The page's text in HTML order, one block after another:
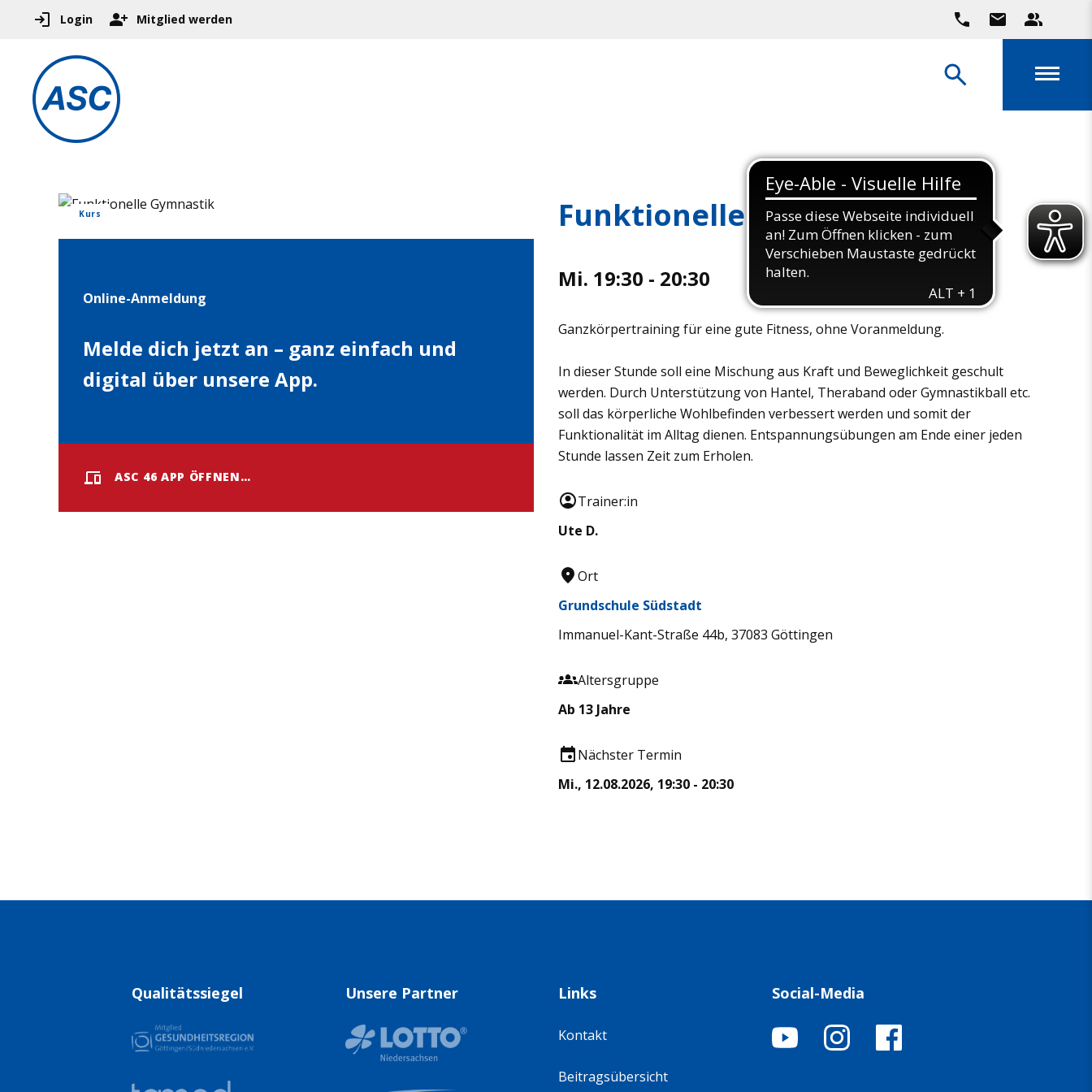
Login Mitglied werden
Kurs
Online-Anmeldung
Melde dich jetzt an – ganz einfach und
digital über unsere App.
ASC 46 APP ÖFFNEN…
Funktionelle Gymnastik
Mi. 19:30 - 20:30
Ganzkörpertraining für eine gute Fitness, ohne Voranmeldung.
In dieser Stunde soll eine Mischung aus Kraft und Beweglichkeit geschult
werden. Durch Unterstützung von Hantel, Theraband oder Gymnastikball etc.
soll das körperliche Wohlbefinden verbessert werden und somit der
Funktionalität im Alltag dienen. Entspannungsübungen am Ende einer jeden
Stunde lassen Zeit zum Erholen.
Trainer:in
Ute D.
Ort
Grundschule Südstadt
Immanuel-Kant-Straße 44b, 37083 Göttingen
Altersgruppe
Ab 13 Jahre
Nächster Termin
Mi., 12.08.2026, 19:30 - 20:30
Qualitätssiegel Unsere Partner Links
Kontakt
Beitragsübersicht
Social-Media